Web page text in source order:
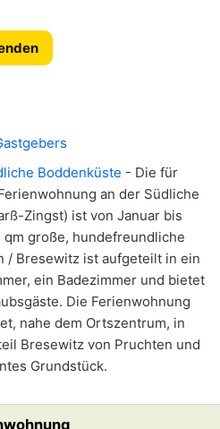
Boddenküste - Die für
an der Südliche
Zingst) ist von Januar bis
große, hundefreundliche
/ Bresewitz ist aufgeteilt in ein
ein Badezimmer und bietet
Die Ferienwohnung
nahe dem Ortszentrum, in
Bresewitz von Pruchten und
Grundstück.